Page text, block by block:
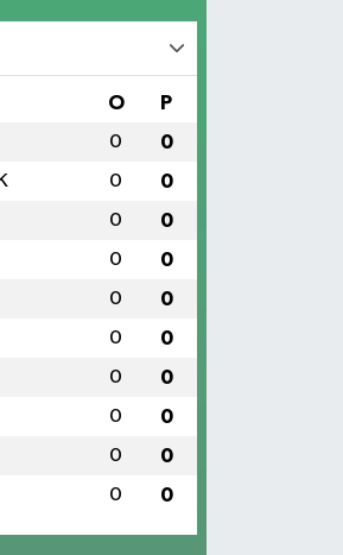
O P
0 0
0 0
0 0
0 0
0 0
0 0
0 0
0 0
0 0
0 0